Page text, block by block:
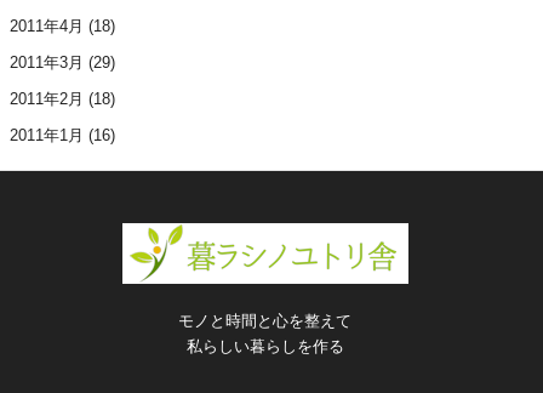
2011年4月 (18)
2011年3月 (29)
2011年2月 (18)
2011年1月 (16)
モノと時間と心を整えて
私らしい暮らしを作る